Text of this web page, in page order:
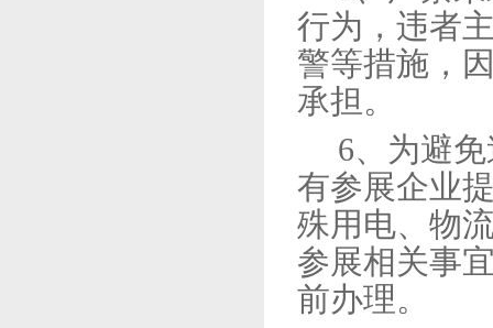
行为，违者
警等措施，
承担。
6、 为避
有参展企业
殊用电、物
参展相关事
前办理。